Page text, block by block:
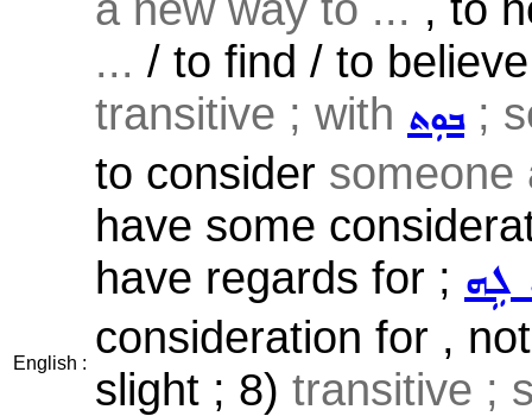
English :
... / to find / to
transitive ; with ܒܘܼܬ;
to consider someone
have some
have regards for ; ܠܹܗ
consideration for ,
slight ; 8) transitive ;